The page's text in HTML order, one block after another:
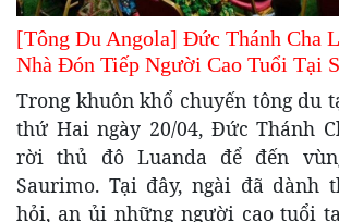
[Tông Du Angola] Đức Thánh Cha
Nhà Đón Tiếp Người Cao Tuổi Tại
Trong khuôn khổ chuyến tông du
thứ Hai ngày 20/04, Đức Thánh
rời thủ đô Luanda để đến
Saurimo. Tại đây, ngài đã dành
hỏi, an ủi những người cao tuổi